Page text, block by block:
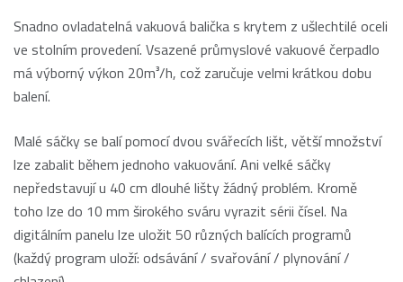
Snadno ovladatelná vakuová balička s krytem z ušlechtilé oceli
ve stolním provedení. Vsazené průmyslové vakuové čerpadlo
má výborný výkon 20m³/h, což zaručuje velmi krátkou dobu
balení.
Malé sáčky se balí pomocí dvou svářecích lišt, větší množství
lze zabalit během jednoho vakuování. Ani velké sáčky
nepředstavují u 40 cm dlouhé lišty žádný problém. Kromě
toho lze do 10 mm širokého sváru vyrazit sérii čísel. Na
digitálním panelu lze uložit 50 různých balících programů
(každý program uloží: odsávání / svařování / plynování /